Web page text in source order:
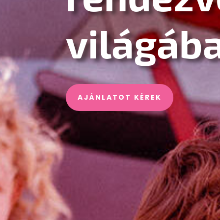
AJÁNLATOT KÉREK